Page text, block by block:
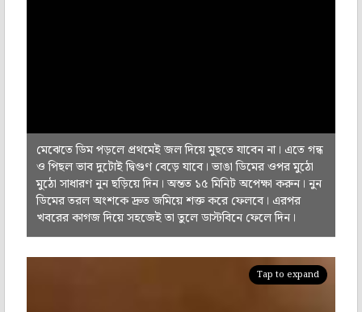
মেঝেতে ডিম পড়লে প্রথমেই জল দিয়ে মুছতে যাবেন না। এতে গন্ধ
ও পিছল ভাব দুটোই দ্বিগুণ বেড়ে যাবে। ভাঙা ডিমের ওপর মুঠো
মুঠো সাধারণ নুন ছড়িয়ে দিন। অন্তত ১৫ মিনিট অপেক্ষা করুন। নুন
ডিমের তরল অংশকে দ্রুত জমিয়ে শক্ত করে ফেলবে। এরপর
খবরের কাগজ দিয়ে সহজেই তা তুলে ডাস্টবিনে ফেলে দিন।
Tap to expand